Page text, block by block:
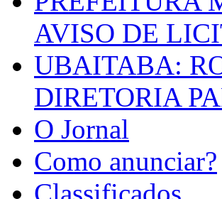
AVISO DE
UBAITABA:
DIRETORIA
O Jornal
Como anunciar?